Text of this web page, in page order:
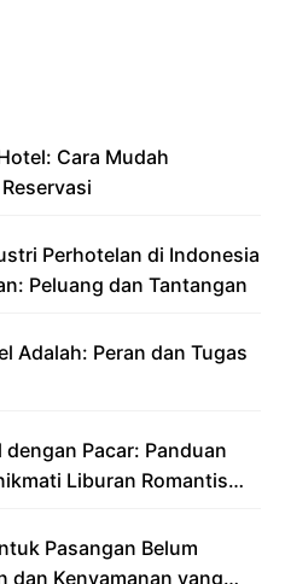
Cara Mudah
Perhotelan di Indonesia
Peluang dan Tantangan
Adalah: Peran dan Tugas
Pacar: Panduan
Liburan Romantis
Pasangan Belum
dan Kenyamanan yang